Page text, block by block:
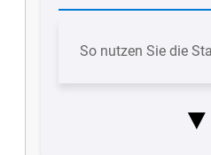
So nutzen Sie die
▼